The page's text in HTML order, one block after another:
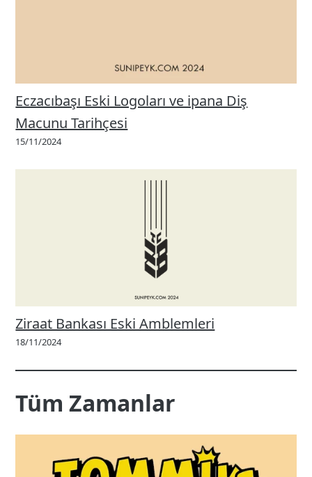
Eczacıbaşı Eski Logoları ve ipana Diş
Macunu Tarihçesi
15/11/2024
Ziraat Bankası Eski Amblemleri
18/11/2024
Tüm Zamanlar